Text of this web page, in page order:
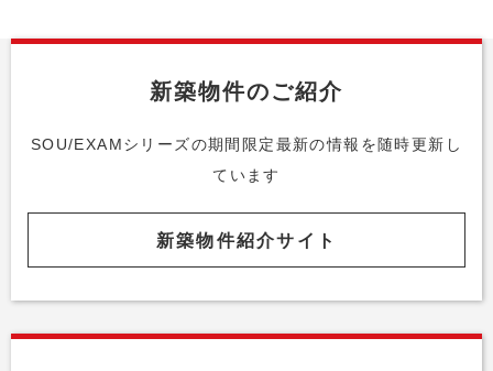
新築物件のご紹介
SOU/EXAMシリーズの期間限定最新の情報を随時更新し
ています
新築物件紹介サイト